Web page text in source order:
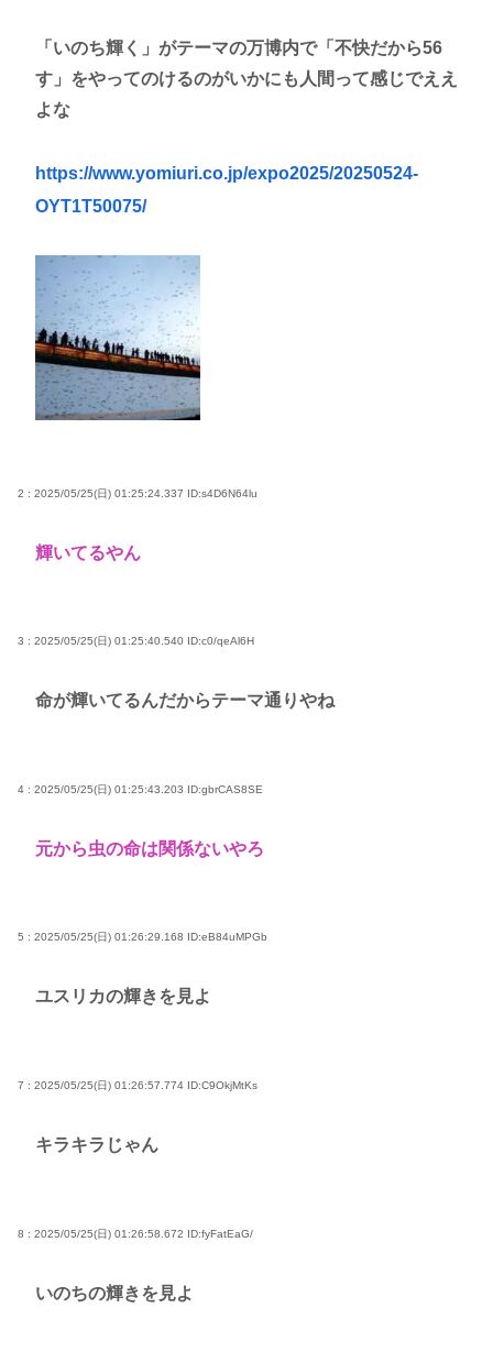
サイトを開設 俺はもちろんFace the Changeに入れ
てきたぞ
【大甲子園】被災地熊本県が涙 初出場の熊本代表有
X「B’z、ミスチル、サザン、ドリカム、スピッツが
まだ現役なの凄いよな。今の歌手が30年後にやれて
女子高生がプロ野球選手を目指す漫画、ついに発見
される その名も「ゆーあーすらっがー」
高市早苗さん、憧れのバンドを官邸に招き、自身の
サイン入りドラム・スティックをプレゼントw
若くて美人なママと親友の淫らな行為内容を毎回聞
ポケカ資産が100万円超えた男の子www
「いのち輝く」がテーマの万博内で「不快だから56
す」をやってのけるのがいかにも人間って感じでええ
よな
https://www.yomiuri.co.jp/expo2025/20250524-
OYT1T50075/
2 : 2025/05/25(日) 01:25:24.337 ID:s4D6N64lu
輝いてるやん
3 : 2025/05/25(日) 01:25:40.540 ID:c0/qeAl6H
命が輝いてるんだからテーマ通りやね
4 : 2025/05/25(日) 01:25:43.203 ID:gbrCAS8SE
元から虫の命は関係ないやろ
5 : 2025/05/25(日) 01:26:29.168 ID:eB84uMPGb
ユスリカの輝きを見よ
7 : 2025/05/25(日) 01:26:57.774 ID:C9OkjMtKs
キラキラじゃん
8 : 2025/05/25(日) 01:26:58.672 ID:fyFatEaG/
いのちの輝きを見よ